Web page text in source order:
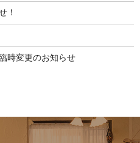
！
時変更のお知らせ